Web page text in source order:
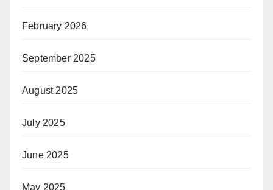
February 2026
September 2025
August 2025
July 2025
June 2025
May 2025